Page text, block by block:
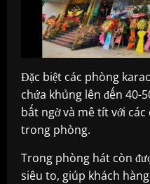
Đặc biệt các phòng
chứa khủng lên đến 40-
bất ngờ và mê tít với
trong phòng.
Trong phòng hát còn
siêu to, giúp khách